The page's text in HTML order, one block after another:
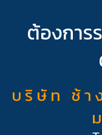
ต้องการ
บ ริ ษั ท ช้ า